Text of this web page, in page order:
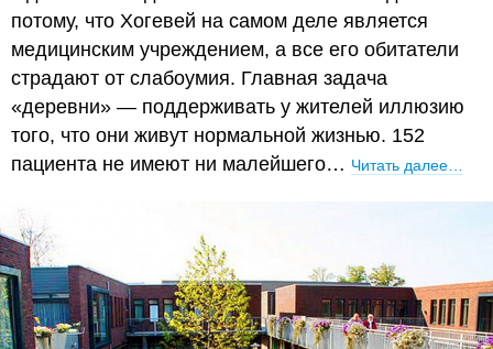
потому, что Хогевей на самом деле является
медицинским учреждением, а все его обитатели
страдают от слабоумия. Главная задача
«деревни» — поддерживать у жителей иллюзию
того, что они живут нормальной жизнью. 152
пациента не имеют ни малейшего… Читать далее…